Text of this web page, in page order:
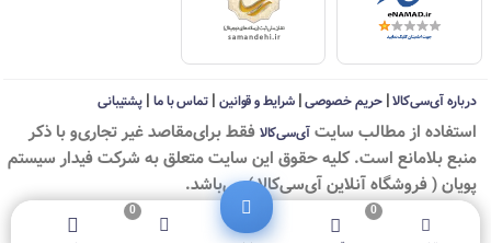
درباره آی‌سی‌کالا|حریم خصوصی|شرایط و قوانین | تماس با ما| پشتیبانی
استفاده از مطالب سايت آی‌سی‌کالا فقط برای‌مقاصد غیر تجاری‌و با ذکر
منبع بلامانع است. کليه حقوق اين سايت متعلق به شرکت فیدار سیستم
پویان ( فروشگاه آنلاین آی‌سی‌کالا ) می‌باشد.
0
0